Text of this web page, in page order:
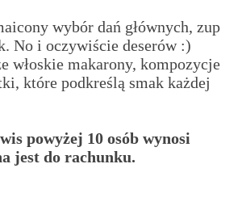
wybór dań głównych, zup
No i oczywiście deserów :)
włoskie makarony, kompozycje
które podkreślą smak każdej
powyżej 10 osób wynosi
jest do rachunku.